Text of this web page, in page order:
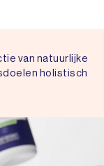
van natuurlijke
holistisch